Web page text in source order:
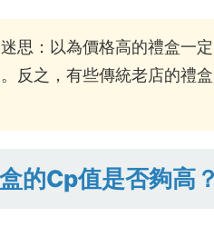
思：以為價格高的禮盒一
反之，有些傳統老店的禮
的Cp值是否夠高？